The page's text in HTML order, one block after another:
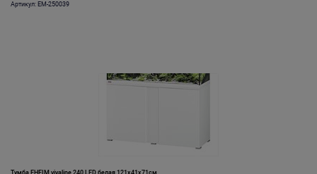
Артикул: EM-250039
Тумба EHEIM vivaline 240 LED белая 121x41x71см